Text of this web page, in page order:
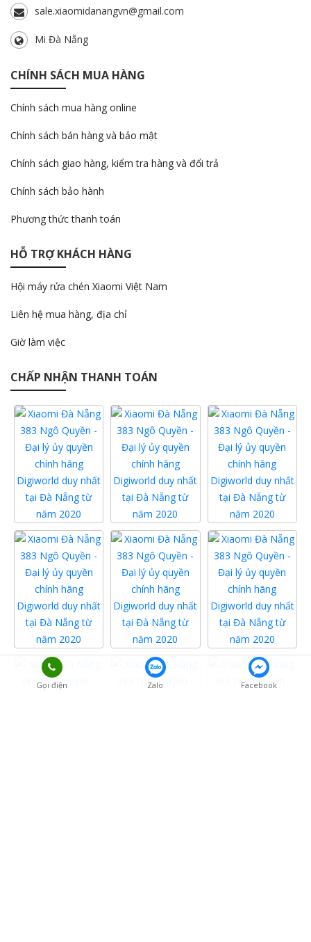
sale.xiaomidanangvn@gmail.com
Mi Đà Nẵng
CHÍNH SÁCH MUA HÀNG
Chính sách mua hàng online
Chính sách bán hàng và bảo mật
Chính sách giao hàng, kiểm tra hàng và đổi trả
Chính sách bảo hành
Phương thức thanh toán
HỖ TRỢ KHÁCH HÀNG
Hội máy rửa chén Xiaomi Việt Nam
Liên hệ mua hàng, địa chỉ
Giờ làm việc
CHẤP NHẬN THANH TOÁN
Gọi điện Zalo Facebook